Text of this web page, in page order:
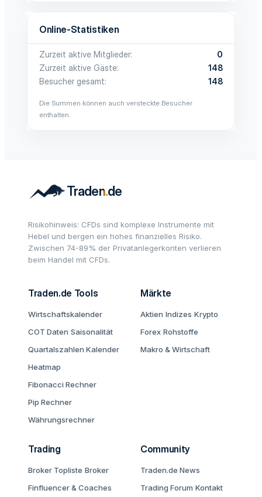
Online-Statistiken
Zurzeit aktive Mitglieder
0
Zurzeit aktive Gäste
148
Besucher gesamt
148
Die Summen können auch versteckte Besucher
enthalten.
Risikohinweis: CFDs sind komplexe Instrumente mit
Hebel und bergen ein hohes finanzielles Risiko.
Zwischen 74-89% der Privatanlegerkonten verlieren
beim Handel mit CFDs.
Traden.de Tools
Wirtschaftskalender
COT Daten Saisonalität
Quartalszahlen Kalender
Heatmap
Fibonacci Rechner
Pip Rechner
Währungsrechner
Märkte
Aktien Indizes Krypto
Forex Rohstoffe
Makro & Wirtschaft
Trading
Broker Topliste Broker
Finfluencer & Coaches
Community
Traden.de News
Trading Forum Kontakt